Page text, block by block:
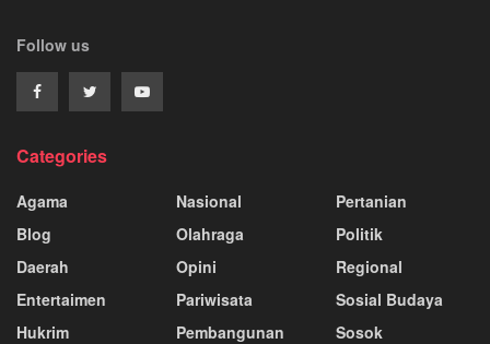
Follow us
Categories
Agama
Blog
Daerah
Entertaimen
Hukrim
Nasional
Olahraga
Opini
Pariwisata
Pembangunan
Pertanian
Politik
Regional
Sosial Budaya
Sosok